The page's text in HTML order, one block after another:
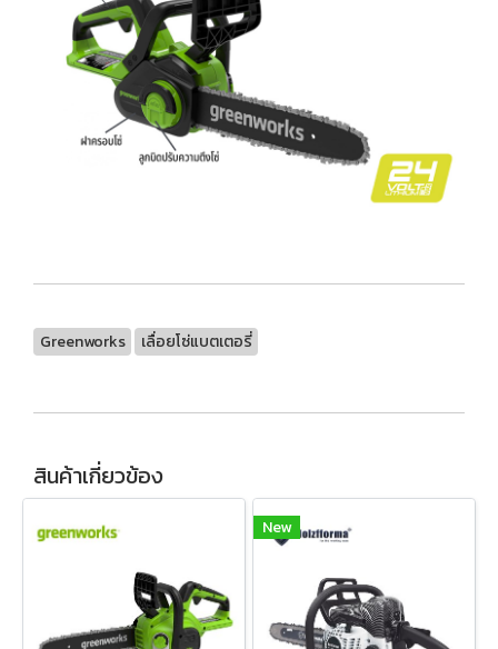
Greenworks เลื่อยโซ่แบตเตอรี่
สินค้าเกี่ยวข้อง
New